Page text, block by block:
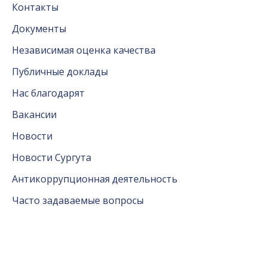
Контакты
Документы
Независимая оценка качества
Публичные доклады
Нас благодарят
Вакансии
Новости
Новости Сургута
Антикоррупционная деятельность
Часто задаваемые вопросы